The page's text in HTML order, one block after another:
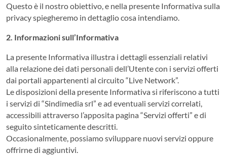
Questo è il nostro obiettivo, e nella presente Informativa sulla
privacy spiegheremo in dettaglio cosa intendiamo.
2. Informazioni sull’Informativa
La presente Informativa illustra i dettagli essenziali relativi
alla relazione dei dati personali dell’Utente con i servizi offerti
dai portali appartenenti al circuito “Live Network”.
Le disposizioni della presente Informativa si riferiscono a tutti
i servizi di “Sindimedia srl” e ad eventuali servizi correlati,
accessibili attraverso l’apposita pagina “Servizi offerti” e di
seguito sinteticamente descritti.
Occasionalmente, possiamo sviluppare nuovi servizi oppure
offrirne di aggiuntivi.